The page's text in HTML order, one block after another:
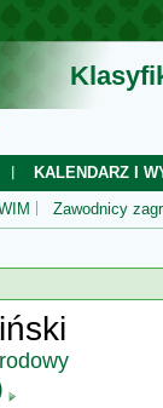
KALENDARZ I
Zawodnicy